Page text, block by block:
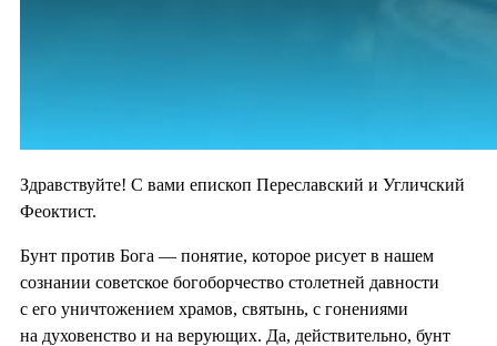
Здравствуйте! С вами епископ Переславский и Угличский
Феоктист.
Бунт против Бога — понятие, которое рисует в нашем
сознании советское богоборчество столетней давности
с его уничтожением храмов, святынь, с гонениями
на духовенство и на верующих. Да, действительно, бунт